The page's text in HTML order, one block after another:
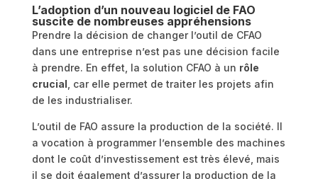
L’adoption d’un nouveau logiciel de FAO
suscite de nombreuses appréhensions
Prendre la décision de changer l’outil de CFAO
dans une entreprise n’est pas une décision facile
à prendre. En effet, la solution CFAO à un rôle
crucial , car elle permet de traiter les projets afin
de les industrialiser.
L’outil de FAO assure la production de la société. Il
a vocation à programmer l’ensemble des machines
dont le coût d’investissement est très élevé, mais
il se doit également d’assurer la production de la